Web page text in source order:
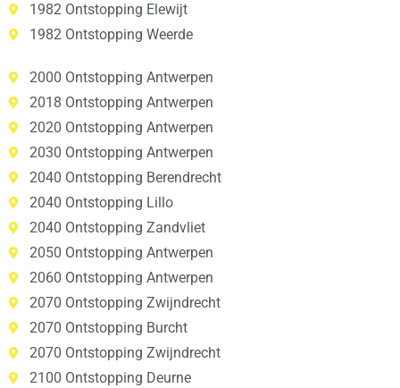
1982 Ontstopping Elewijt
1982 Ontstopping Weerde
2000 Ontstopping Antwerpen
2018 Ontstopping Antwerpen
2020 Ontstopping Antwerpen
2030 Ontstopping Antwerpen
2040 Ontstopping Berendrecht
2040 Ontstopping Lillo
2040 Ontstopping Zandvliet
2050 Ontstopping Antwerpen
2060 Ontstopping Antwerpen
2070 Ontstopping Zwijndrecht
2070 Ontstopping Burcht
2070 Ontstopping Zwijndrecht
2100 Ontstopping Deurne